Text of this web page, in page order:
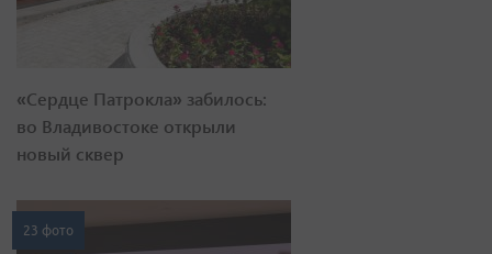
«Сердце Патрокла» забилось:
во Владивостоке открыли
новый сквер
23 фото